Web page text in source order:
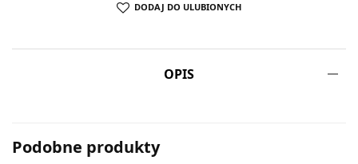
DODAJ DO ULUBIONYCH
OPIS
Podobne produkty